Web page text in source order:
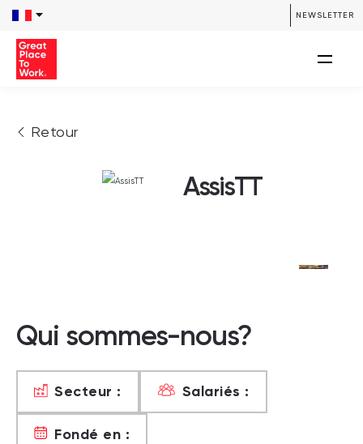
NEWSLETTER
Retour
AssisTT
Qui sommes-nous?
Secteur : Salariés :
Fondé en :